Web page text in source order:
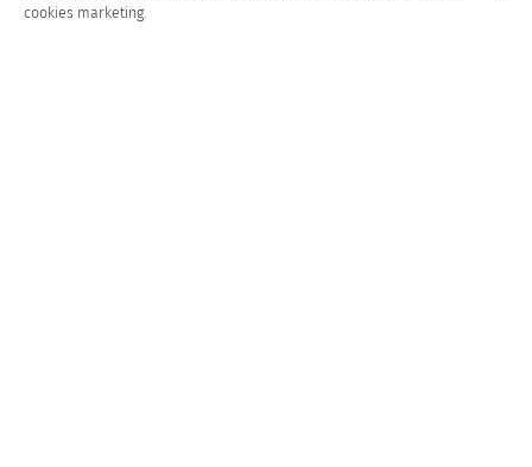
cookies marketing.